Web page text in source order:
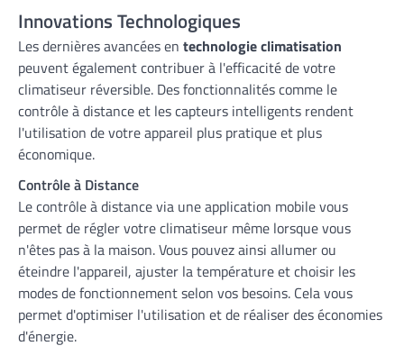
Innovations Technologiques
Les dernières avancées en technologie climatisation
peuvent également contribuer à l'efficacité de votre
climatiseur réversible. Des fonctionnalités comme le
contrôle à distance et les capteurs intelligents rendent
l'utilisation de votre appareil plus pratique et plus
économique.
Contrôle à Distance
Le contrôle à distance via une application mobile vous
permet de régler votre climatiseur même lorsque vous
n'êtes pas à la maison. Vous pouvez ainsi allumer ou
éteindre l'appareil, ajuster la température et choisir les
modes de fonctionnement selon vos besoins. Cela vous
permet d'optimiser l'utilisation et de réaliser des économies
d'énergie.